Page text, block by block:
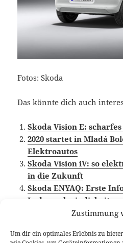
Zustimmung
Um dir ein optimales Erlebnis zu
Fotos: Skoda
Das könnte dich auch
Skoda Vision E:
2020 startet in Mladá
Elektroautos
Skoda Vision iV: so
in die Zukunft
Skoda ENYAQ: Erste
Ladegeschwindigkeit